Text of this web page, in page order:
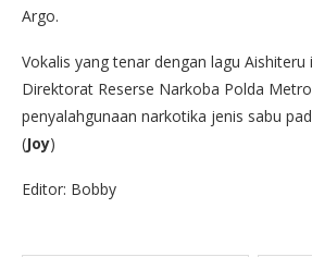
Argo.
Vokalis yang tenar dengan lagu Aishiteru
Direktorat Reserse Narkoba Polda
penyalahgunaan narkotika jenis sabu
(Joy)
Editor: Bobby